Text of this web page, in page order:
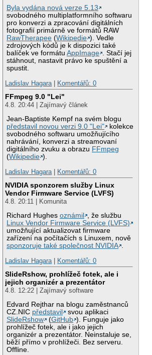
Byla vydána nová verze 5.13
svobodného multiplatformního softwaru
pro konverzi a zpracování digitálních
fotografií primárně ve formátů RAW
RawTherapee (Wikipedie ). Vedle
zdrojových kódů je k dispozici také
balíček ve formátuAppImage . Stačí jej
stáhnout, nastavit právo ke spuštění a
spustit.
Ladislav Hagara| Komentářů: 0
FFmpeg 9.0 "Lei"
4.8. 20:44 | Zajímavý článek
Jean-Baptiste Kempf na svém blogu
představil novou verzi 9.0 "Lei"
kolekce
svobodného softwaru umožňujícího
nahrávání, konverzi a streamovaní
digitálního zvuku a obrazu FFmpeg
(Wikipedie ).
Ladislav Hagara| Komentářů: 0
NVIDIA sponzorem služby Linux
Vendor Firmware Service (LVFS)
4.8. 20:11 | Komunita
Richard Hughesoznámil
, že službu
Linux Vendor Firmware Service (LVFS)
umožňující aktualizovat firmware
zařízení na počítačích s Linuxem, nově
sponzoruje také společnost NVIDIA .
Ladislav Hagara| Komentářů: 0
SlideRshow, prohlížeč fotek, ale i
jejich organizér a prezentátor
4.8. 12:22 | Zajímavý software
Edvard Rejthar na blogu zaměstnanců
CZ.NIC představil
svou aplikaci
SlideRshow
(GitHub ). Funguje jako
prohlížeč fotek, ale i jako jejich
organizér a prezentátor. Neinstaluje se,
běží přímo v prohlížeči. Bez serveru.
Offline.